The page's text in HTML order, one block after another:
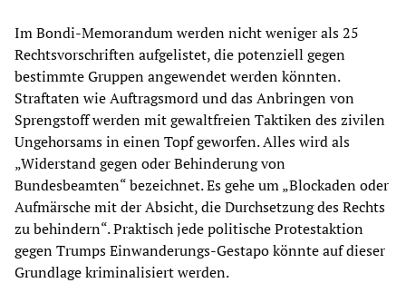
Im Bondi-Memorandum werden nicht weniger als 25
Rechtsvorschriften aufgelistet, die potenziell gegen
bestimmte Gruppen angewendet werden könnten.
Straftaten wie Auftragsmord und das Anbringen von
Sprengstoff werden mit gewaltfreien Taktiken des zivilen
Ungehorsams in einen Topf geworfen. Alles wird als
„Widerstand gegen oder Behinderung von
Bundesbeamten“ bezeichnet. Es gehe um „Blockaden oder
Aufmärsche mit der Absicht, die Durchsetzung des Rechts
zu behindern“. Praktisch jede politische Protestaktion
gegen Trumps Einwanderungs-Gestapo könnte auf dieser
Grundlage kriminalisiert werden.